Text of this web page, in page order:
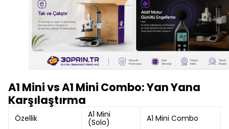
A1 Mini vs A1 Mini Combo: Yan Yana
Karşılaştırma
Özellik
A1 Mini
(Solo)
A1 Mini Combo